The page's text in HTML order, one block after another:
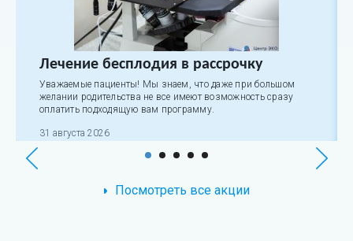
Лечение бесплодия в рассрочку
Уважаемые пациенты! Мы знаем, что даже при большом
желании родительства не все имеют возможность сразу
оплатить подходящую вам программу.
31 августа 2026
Посмотреть все акции